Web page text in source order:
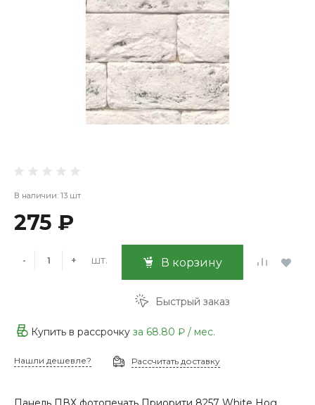
В наличии: 13 шт
275 ₽
- + шт. В корзину
Быстрый заказ
Купить в рассрочку за 68.80 ₽ / мес.
Нашли дешевле? Рассчитать доставку